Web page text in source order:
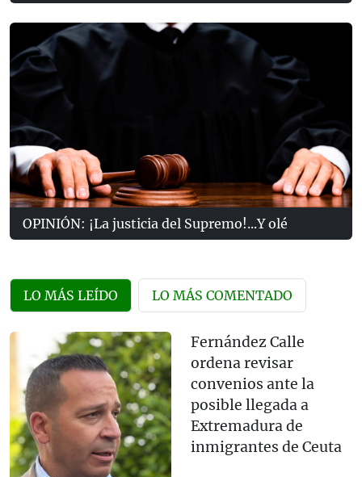
OPINIÓN: ¡La justicia del Supremo!...Y olé
LO MÁS LEÍDO LO MÁS COMENTADO
Fernández Calle
ordena revisar
convenios ante la
posible llegada a
Extremadura de
inmigrantes de Ceuta